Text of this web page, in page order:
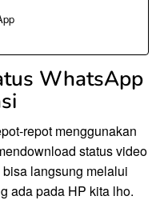
WhatsApp
repot menggunakan
status video
langsung melalui
ada pada HP kita lho.